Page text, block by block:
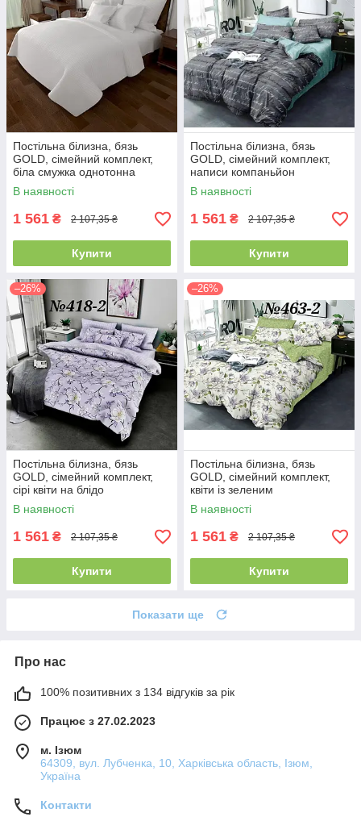
Постільна білизна, бязь
GOLD, сімейний комплект,
біла смужка однотонна
В наявності
1 561 ₴ 2 107,35 ₴
Купити
Постільна білизна, бязь
GOLD, сімейний комплект,
написи компаньйон
В наявності
1 561 ₴ 2 107,35 ₴
Купити
–26%
Постільна білизна, бязь
GOLD, сімейний комплект,
сірі квіти на блідо
фіолетовому фоні
компаньйон
В наявності
1 561 ₴ 2 107,35 ₴
Купити
–26%
Постільна білизна, бязь
GOLD, сімейний комплект,
квіти із зеленим
компаньйоном
В наявності
1 561 ₴ 2 107,35 ₴
Купити
Показати ще
Про нас
100% позитивних з 134 відгуків за рік
Працює з 27.02.2023
м. Ізюм
64309, вул. Лубченка, 10, Харківська область, Ізюм,
Україна
Контакти